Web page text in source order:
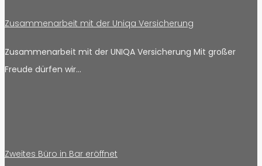
Zusammenarbeit mit der Uniqa Versicherung
Zusammenarbeit mit der UNIQA Versicherung Mit großer
Freude dürfen wir…
Zweites Büro in Bar eröffnet